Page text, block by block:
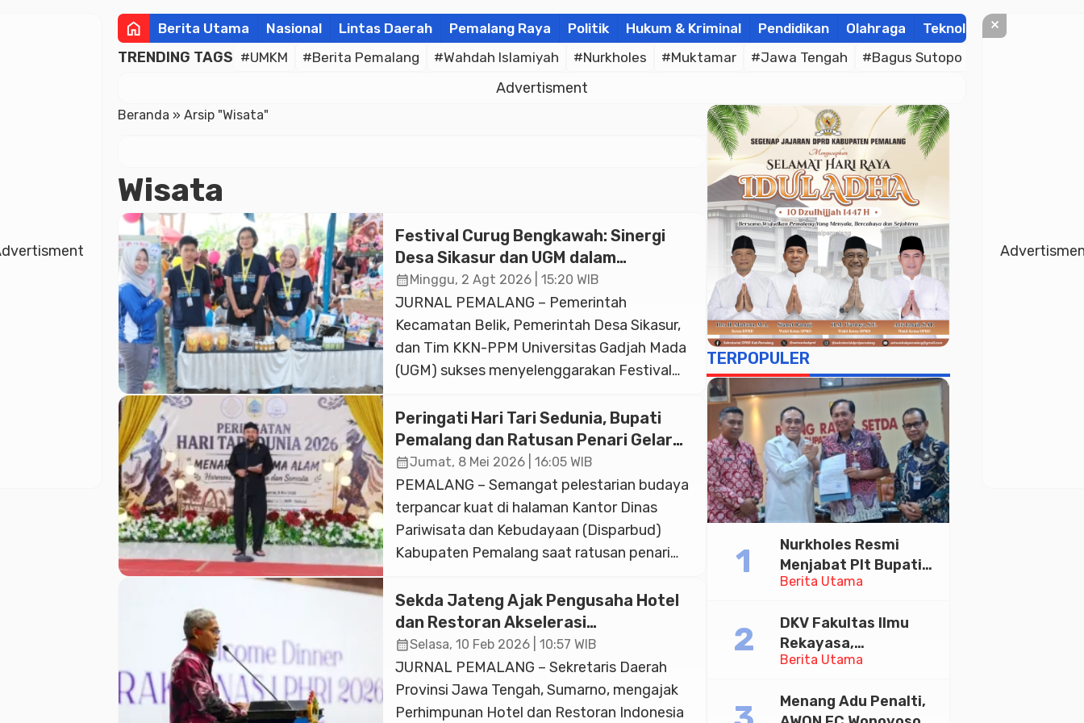
home Berita Utama Nasional Lintas Daerah Pemalang Raya Politik Hukum & Kriminal Pendidikan Olahraga Teknologi
TRENDING TAGS #UMKM #Berita Pemalang #Wahdah Islamiyah #Nurkholes #Muktamar #Jawa Tengah #Bagus Sutopo
Advertisment
Beranda » Arsip "Wisata"
Wisata
Festival Curug Bengkawah: Sinergi
Desa Sikasur dan UGM dalam
Memajukan Wisata serta UMKM Lokal
calendar_monthMinggu, 2 Agt 2026 | 15:20 WIB
JURNAL PEMALANG – Pemerintah
Kecamatan Belik, Pemerintah Desa Sikasur,
dan Tim KKN-PPM Universitas Gadjah Mada
(UGM) sukses menyelenggarakan Festival
Berpusat di kawasan Telaga Silating hingga
Curug Bengkawah, acara ini dihadiri oleh
ribuan warga dan menjadi momentum
penting untuk mempromosikan kekayaan
budaya, potensi pariwisata, serta produk
UMKM unggulan Desa Sikasur. Kemeriahan
[…]
Peringati Hari Tari Sedunia, Bupati
Pemalang dan Ratusan Penari Gelar
Flashmob Nusantara di Widuri
calendar_monthJumat, 8 Mei 2026 | 16:05 WIB
PEMALANG – Semangat pelestarian budaya
terpancar kuat di halaman Kantor Dinas
Pariwisata dan Kebudayaan (Disparbud)
Kabupaten Pemalang saat ratusan penari
Sedunia 2026, Jumat (8/5/2026). Suasana
di kawasan Pantai Widuri tersebut mendadak
semarak ketika ratusan penari dari berbagai
sanggar tampil memukau dalam
aksi flashmob tarian nusantara. Menariknya,
Bupati Pemalang Anom Widiyantoro tidak
Sekda Jateng Ajak Pengusaha Hotel
dan Restoran Akselerasi
Pengembangan Wisata Syariah
calendar_monthSelasa, 10 Feb 2026 | 10:57 WIB
JURNAL PEMALANG – Sekretaris Daerah
Provinsi Jawa Tengah, Sumarno, mengajak
Perhimpunan Hotel dan Restoran Indonesia
TERPOPULER
Berita Utama
Nurkholes Resmi
Menjabat Plt Bupati
Pemalang
Berita Utama
DKV Fakultas Ilmu
Rekayasa,
Universitas
Diskusi Desain
Menang Adu Penalti,
×